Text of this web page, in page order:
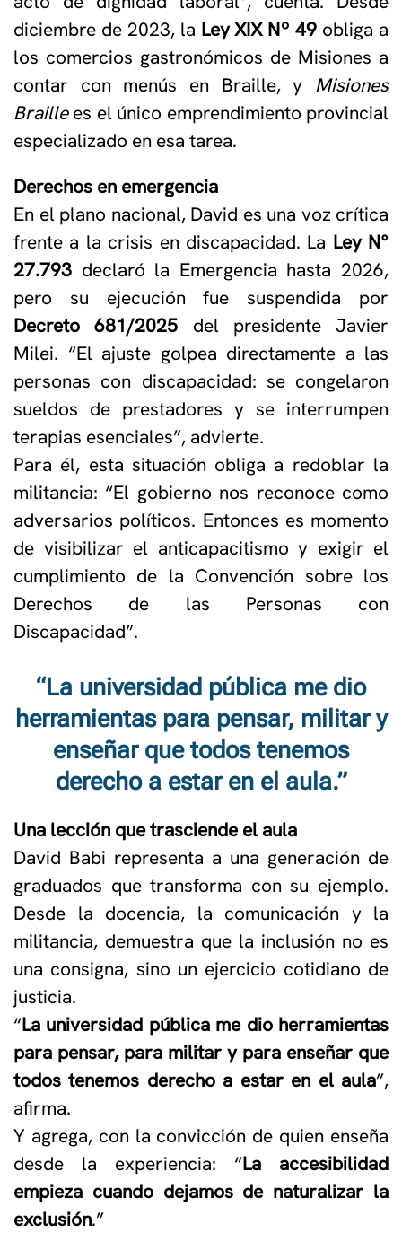
diciembre de 2023, la Ley XIX Nº 49 obliga a
los comercios gastronómicos de Misiones a
contar con menús en Braille, y Misiones
Braillees el único emprendimiento provincial
especializado en esa tarea.
Derechos en emergencia
En el plano nacional, David es una voz crítica
frente a la crisis en discapacidad. La Ley N°
27.793 declaró la Emergencia hasta 2026,
pero su ejecución fue suspendida por
Decreto 681/2025 del presidente Javier
Milei. “El ajuste golpea directamente a las
personas con discapacidad: se congelaron
sueldos de prestadores y se interrumpen
terapias esenciales”, advierte.
Para él, esta situación obliga a redoblar la
militancia: “El gobierno nos reconoce como
adversarios políticos. Entonces es momento
de visibilizar el anticapacitismo y exigir el
cumplimiento de la Convención sobre los
Derechos de las Personas con
Discapacidad”.
“La universidad pública me dio
herramientas para pensar, militar y
enseñar que todos tenemos
derecho a estar en el aula.”
Una lección que trasciende el aula
David Babi representa a una generación de
graduados que transforma con su ejemplo.
Desde la docencia, la comunicación y la
militancia, demuestra que la inclusión no es
una consigna, sino un ejercicio cotidiano de
justicia.
“La universidad pública me dio herramientas
para pensar, para militar y para enseñar que
todos tenemos derecho a estar en el aula”,
afirma.
Y agrega, con la convicción de quien enseña
desde la experiencia: “La accesibilidad
empieza cuando dejamos de naturalizar la
exclusión.”